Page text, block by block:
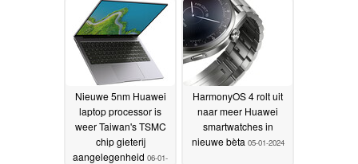
Nieuwe 5nm Huawei
laptop processor is
weer Taiwan's TSMC
chip gieterij
aangelegenheid 06-01-
HarmonyOS 4 rolt uit
naar meer Huawei
smartwatches in
nieuwe bèta 05-01-2024